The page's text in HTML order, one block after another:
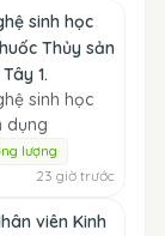
sinh học
Thủy sản
1.
sinh học
dụng
lượng
23 giờ trước
viên Kinh